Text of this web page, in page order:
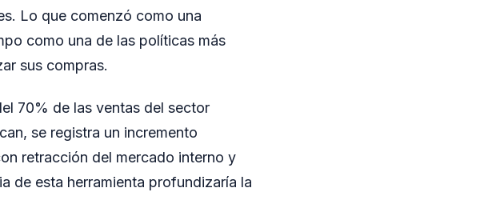
Lo que comenzó como una
como una de las políticas más
sus compras.
70% de las ventas del sector
se registra un incremento
retracción del mercado interno y
de esta herramienta profundizaría la